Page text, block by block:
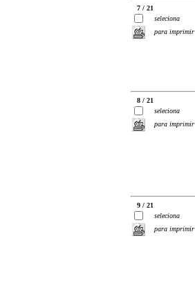
7 / 21
seleciona
para imprimir
8 / 21
seleciona
para imprimir
9 / 21
seleciona
para imprimir